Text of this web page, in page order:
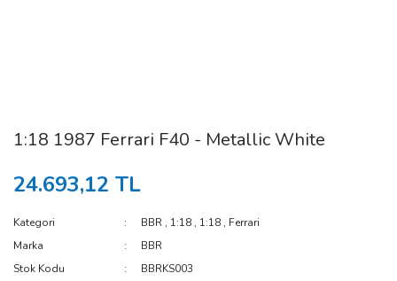
1:18 1987 Ferrari F40 - Metallic White
24.693,12 TL
Kategori BBR , 1:18 , 1:18 , Ferrari
Marka
BBR
Stok Kodu
BBRKS003